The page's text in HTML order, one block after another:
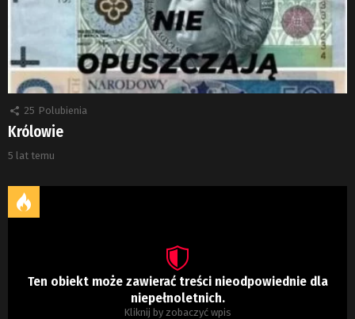
25 Polubienia
Królowie
5 lat temu
Ten obiekt może zawierać treści nieodpowiednie dla
niepełnoletnich.
Kliknij by zobaczyć wpis